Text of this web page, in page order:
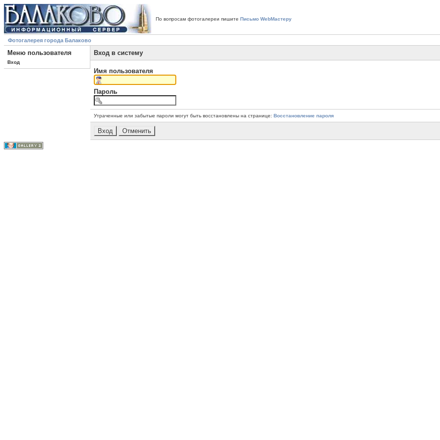
По вопросам фотогалереи пишите Письмо WebМастеру
Фотогалерея города Балаково
Меню пользователя
Вход
Вход в систему
Имя пользователя
Пароль
Утраченные или забытые пароли могут быть восстановлены на странице: Восстановление пароля